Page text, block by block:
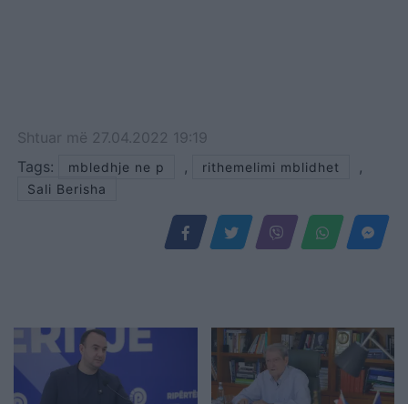
Shtuar më 27.04.2022 19:19
Tags:
mbledhje ne p , rithemelimi mblidhet ,
Sali Berisha